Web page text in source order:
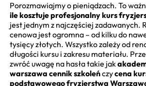
Porozmawiajmy o pieniądzach. To
ile kosztuje profesjonalny kurs
jest jednym z najczęściej zadawanych.
cenowa jest ogromna – od kilku do
tysięcy złotych. Wszystko zależy od
długości kursu i zakresu materiału.
zwróć uwagę na hasła takie jak
warszawa cennik szkoleńczycena
podstawowego fryzjerstwa